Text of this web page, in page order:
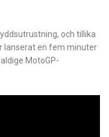
och tillika
lanserat en fem minuter
MotoGP-